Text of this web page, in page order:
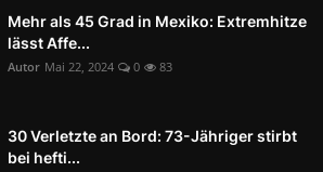
Mehr als 45 Grad in Mexiko: Extremhitze
lässt Affe...
Autor Mai 22, 2024 0 83
30 Verletzte an Bord: 73-Jähriger stirbt
bei hefti...